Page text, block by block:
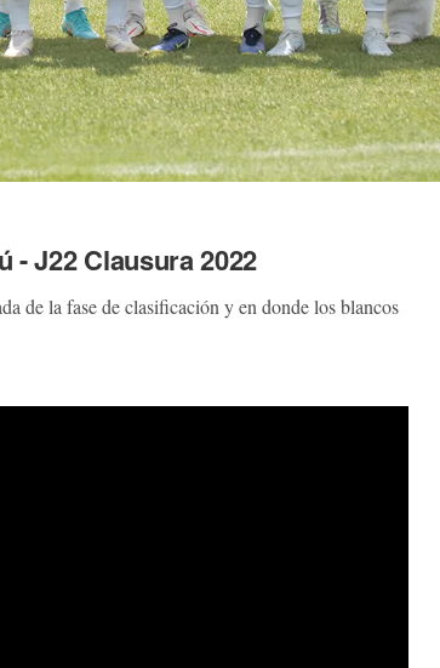
- J22 Clausura 2022
de la fase de clasificación y en donde los blancos